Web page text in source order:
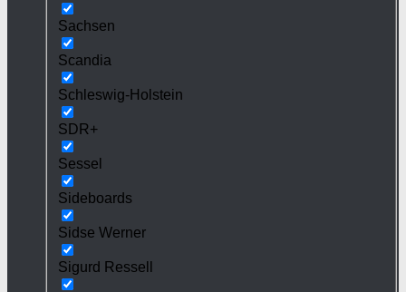
Sachsen
Scandia
Schleswig-Holstein
SDR+
Sessel
Sideboards
Sidse Werner
Sigurd Ressell